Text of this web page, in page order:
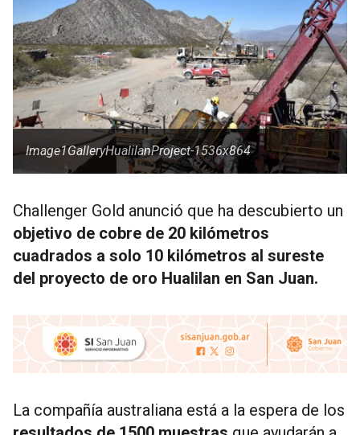
Image1GalleryHualilanProject-1536x864
Challenger Gold anunció que ha descubierto un
objetivo de cobre de 20 kilómetros
cuadrados a solo 10 kilómetros al sureste
del proyecto de oro Hualilan en San Juan.
La compañía australiana está a la espera de los